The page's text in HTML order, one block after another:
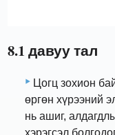
8.1 давуу тал
Цогц зохион
өргөн хүрээний
нь ашиг,